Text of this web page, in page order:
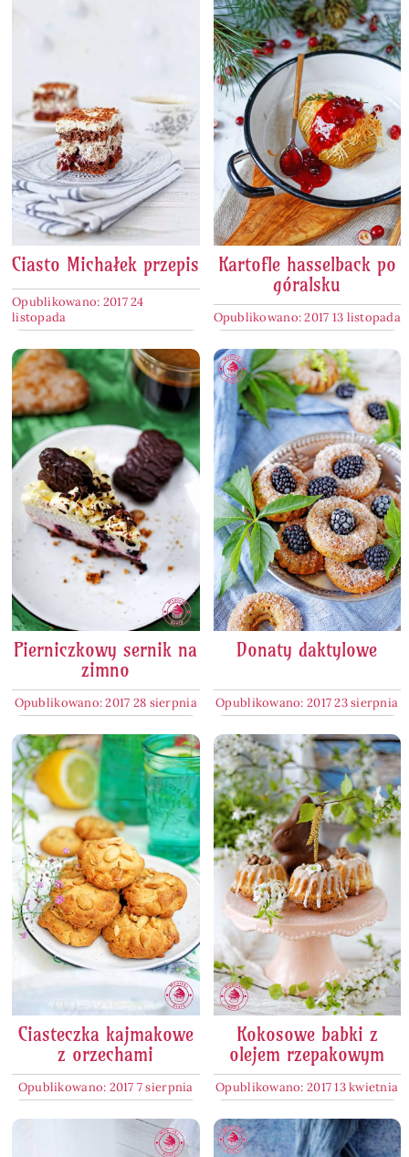
Ciasto Michałek przepis
Opublikowano: 2017 24
listopada
Kartofle hasselback po
góralsku
Opublikowano: 2017 13 listopada
Pierniczkowy sernik na
zimno
Opublikowano: 2017 28 sierpnia
Donaty daktylowe
Opublikowano: 2017 23 sierpnia
Ciasteczka kajmakowe
z orzechami
Opublikowano: 2017 7 sierpnia
Kokosowe babki z
olejem rzepakowym
Opublikowano: 2017 13 kwietnia